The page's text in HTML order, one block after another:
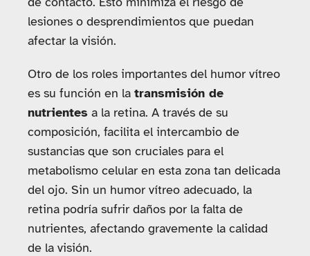
lesiones o desprendimientos que puedan
afectar la visión.
Otro de los roles importantes del humor vítreo
es su función en la transmisión de
nutrientes a la retina. A través de su
composición, facilita el intercambio de
sustancias que son cruciales para el
metabolismo celular en esta zona tan delicada
del ojo. Sin un humor vítreo adecuado, la
retina podría sufrir daños por la falta de
nutrientes, afectando gravemente la calidad
de la visión.